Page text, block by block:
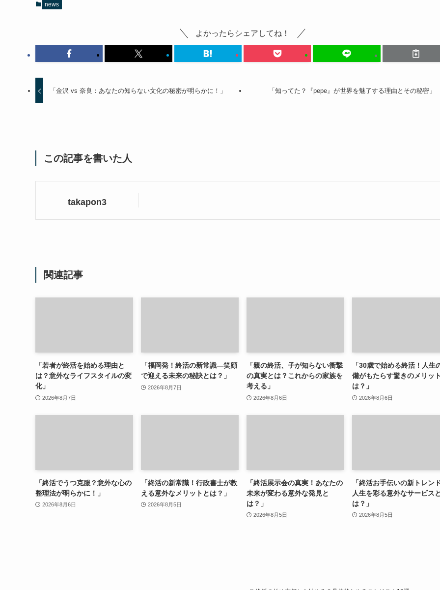
news
よかったらシェアしてね！
「金沢 vs 奈良：あなたの知らない文化の秘密が明らかに！」 「知ってた？『pepe』が世界を魅了する理由とその秘密」
この記事を書いた人
takapon3
関連記事
「若者が終活を始める理由と
は？意外なライフスタイルの変
化」
2026年8月7日
「福岡発！終活の新常識—笑顔
で迎える未来の秘訣とは？」
2026年8月7日
「親の終活、子が知らない衝撃
の真実とは？これからの家族を
考える」
2026年8月6日
「30歳で始める終活！人生
備がもたらす驚きのメリッ
は？」
2026年8月6日
「終活でうつ克服？意外な心の
整理法が明らかに！」
2026年8月6日
「終活の新常識！行政書士が教
える意外なメリットとは？」
2026年8月5日
「終活展示会の真実！あなたの
未来が変わる意外な発見と
は？」
2026年8月5日
「終活お手伝いの新トレン
人生を彩る意外なサービス
は？」
2026年8月5日